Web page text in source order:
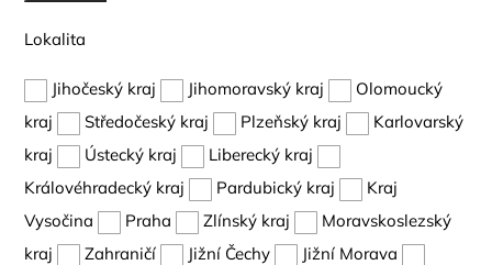
Lokalita
Jihočeský kraj Jihomoravský kraj
Olomoucký
kraj
Středočeský kraj Plzeňský kraj
Karlovarský
kraj
Ústecký kraj
Liberecký kraj
Královéhradecký kraj
Pardubický kraj
Kraj
Vysočina
Praha Zlínský kraj
Moravskoslezský
kraj
Zahraničí Jižní Čechy
Jižní Morava